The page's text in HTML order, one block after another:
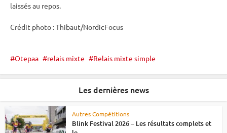
laissés au repos.
Crédit photo : Thibaut/NordicFocus
Otepaa relais mixte Relais mixte simple
Les dernières news
Autres Compétitions
Blink Festival 2026 – Les résultats complets et